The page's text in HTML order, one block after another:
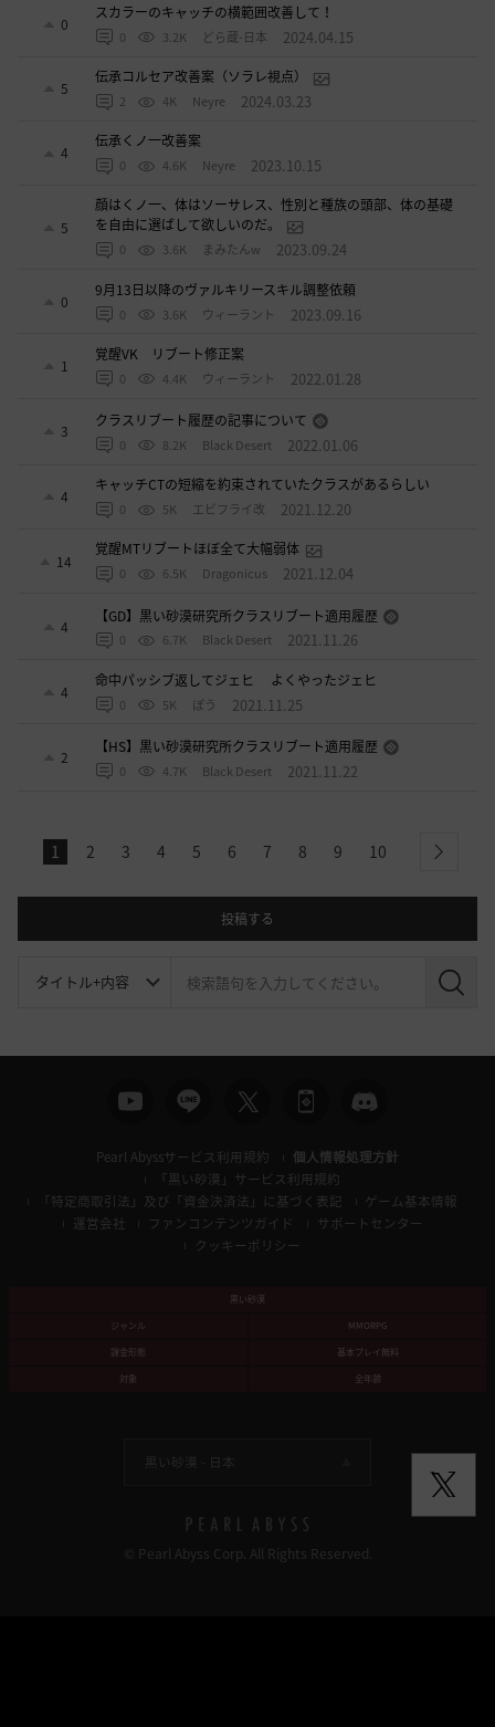
0
スカラーのキャッチの横範囲改善して！
0 3.2K どら蔵-日本 2024.04.15
5
伝承コルセア改善案（ソラレ視点）
2 4K Neyre 2024.03.23
4
伝承くノ一改善案
0 4.6K Neyre 2023.10.15
5
顔はくノ一、体はソーサレス、性別と種族の頭部、体の基礎
を自由に選ばして欲しいのだ。
0 3.6K まみたんw 2023.09.24
0
9月13日以降のヴァルキリースキル調整依頼
0 3.6K ウィーラント 2023.09.16
1
覚醒VK リブート修正案
0 4.4K ウィーラント 2022.01.28
3
クラスリブート履歴の記事について
0 8.2K Black Desert 2022.01.06
4
キャッチCTの短縮を約束されていたクラスがあるらしい
0 5K エビフライ改 2021.12.20
14
覚醒MTリブートほぼ全て大幅弱体
0 6.5K Dragonicus 2021.12.04
4
【GD】黒い砂漠研究所クラスリブート適用履歴
0 6.7K Black Desert 2021.11.26
4
命中パッシブ返してジェヒ よくやったジェヒ
0 5K ぽう 2021.11.25
2
【HS】黒い砂漠研究所クラスリブート適用履歴
0 4.7K Black Desert 2021.11.22
1 2 3 4 5 6 7 8 9 10 next
投稿する
検
Pearl Abyssサービス利用規約
個人情報処理方針
「黒い砂漠」サービス利用規約
「特定商取引法」及び「資金決済法」に基づく表記
ゲーム基本情報
運営会社
ファンコンテンツガイド
サポートセンター
クッキーポリシー
黒い砂漠
ジャンル
MMORPG
課金形態
基本プレイ無料
対象
全年齢
黒い砂漠 - 日本
© Pearl Abyss Corp. All Rights Reserved.